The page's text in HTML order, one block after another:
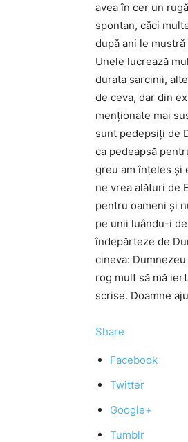
avea în cer un
spontan, căci
după ani le
Unele lucrează
durata sarcinii,
de ceva, dar din
menționate mai
sunt pedepsiți de
ca pedeapsă
greu am înțeles și
ne vrea alături de
pentru oameni și
pe unii luându-i
îndepărteze de
cineva:
rog mult să mă
scrise. Doamne
Share
Facebook
Twitter
Google+
Tumblr